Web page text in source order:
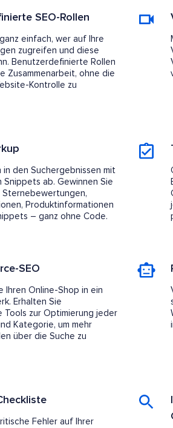
SEO-Rollen
einfach, wer auf Ihre
zugreifen und diese
Benutzerdefinierte Rollen
Zusammenarbeit, ohne die
Kontrolle zu
in den Suchergebnissen mit
Snippets ab. Gewinnen Sie
Sternebewertungen,
Produktinformationen
– ganz ohne Code.
SEO
Ihren Online-Shop in ein
Erhalten Sie
Tools zur Optimierung jeder
Kategorie, um mehr
über die Suche zu
Fehler auf Ihrer